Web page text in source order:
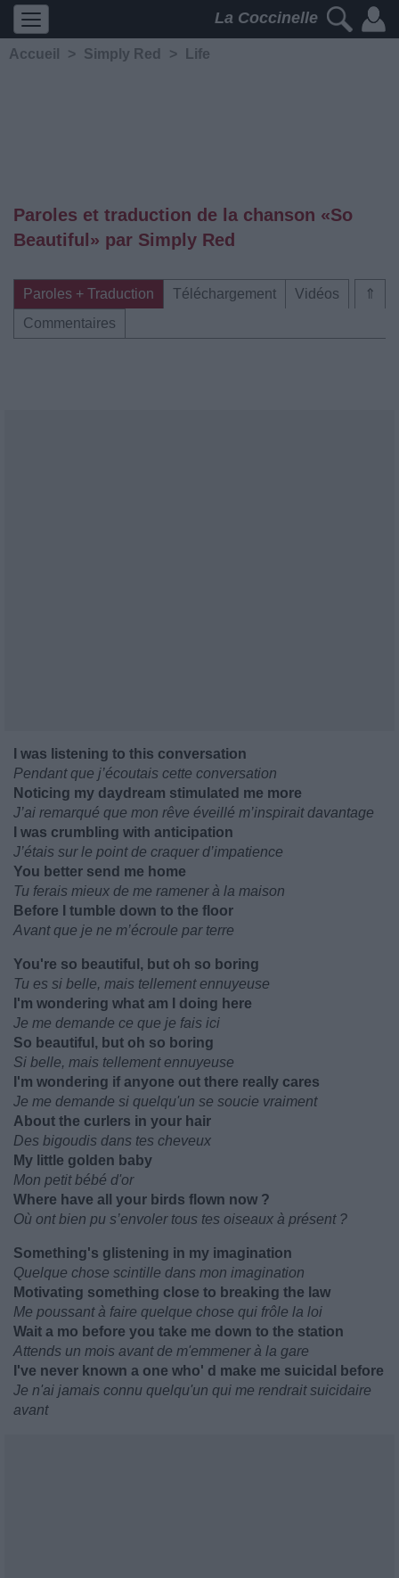
La Coccinelle
Accueil > Simply Red > Life
Paroles et traduction de la chanson «So
Beautiful» par Simply Red
⇑
Paroles + Traduction Téléchargement
Vidéos
Commentaires
I was listening to this conversation
Pendant que j’écoutais cette conversation
Noticing my daydream stimulated me more
J’ai remarqué que mon rêve éveillé m’inspirait davantage
I was crumbling with anticipation
J’étais sur le point de craquer d’impatience
You better send me home
Tu ferais mieux de me ramener à la maison
Before I tumble down to the floor
Avant que je ne m’écroule par terre
You're so beautiful, but oh so boring
Tu es si belle, mais tellement ennuyeuse
I'm wondering what am I doing here
Je me demande ce que je fais ici
So beautiful, but oh so boring
Si belle, mais tellement ennuyeuse
I'm wondering if anyone out there really cares
Je me demande si quelqu'un se soucie vraiment
About the curlers in your hair
Des bigoudis dans tes cheveux
My little golden baby
Mon petit bébé d'or
Where have all your birds flown now ?
Où ont bien pu s’envoler tous tes oiseaux à présent ?
Something's glistening in my imagination
Quelque chose scintille dans mon imagination
Motivating something close to breaking the law
Me poussant à faire quelque chose qui frôle la loi
Wait a mo before you take me down to the station
Attends un mois avant de m'emmener à la gare
I've never known a one who' d make me suicidal before
Je n'ai jamais connu quelqu'un qui me rendrait suicidaire
avant